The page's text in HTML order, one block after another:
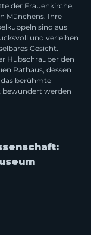
der Frauenkirche,
Münchens. Ihre
sind aus
und verleihen
Gesicht.
Hubschrauber den
Rathaus, dessen
berühmte
bewundert werden